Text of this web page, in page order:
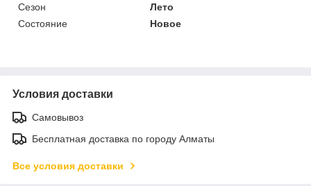
Сезон
Лето
Состояние
Новое
Условия доставки
Самовывоз
Бесплатная доставка по городу Алматы
Все условия доставки